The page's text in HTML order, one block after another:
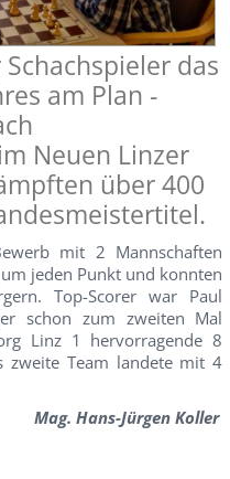
das
am Plan -
Neuen Linzer
über 400
mit 2 Mannschaften
jeden Punkt und konnten
Top-Scorer war Paul
schon zum zweiten Mal
Linz 1 hervorragende 8
zweite Team landete mit 4
Mag. Hans-Jürgen Koller